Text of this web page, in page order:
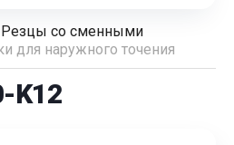
Резцы со сменными
для наружного точения
K12